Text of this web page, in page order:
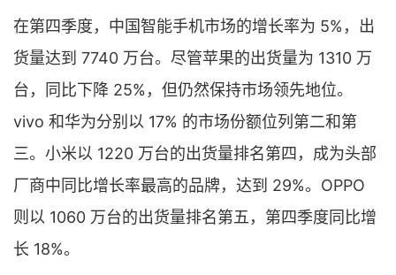
在第四季度，中国智能手机市场的增长率为 5%，出
货量达到 7740 万台。尽管苹果的出货量为 1310 万
台，同比下降 25%，但仍然保持市场领先地位。
vivo 和华为分别以 17% 的市场份额位列第二和第
三。小米以 1220 万台的出货量排名第四，成为头部
厂商中同比增长率最高的品牌，达到 29%。OPPO
则以 1060 万台的出货量排名第五，第四季度同比增
长 18%。